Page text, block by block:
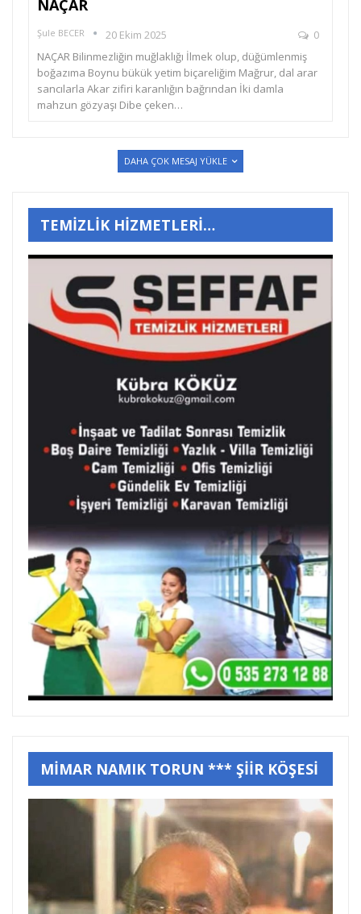
NAÇAR
Şule BECER 20 Ekim 2025
0
NAÇAR Bilinmezliğin muğlaklığı İlmek olup, düğümlenmiş
boğazıma Boynu bükük yetim biçareliğim Mağrur, dal arar
sancılarla Akar zifiri karanlığın bağrından İki damla
mahzun gözyaşı Dibe çeken…
DAHA ÇOK MESAJ YÜKLE
TEMİZLİK HİZMETLERİ…
MİMAR NAMIK TORUN *** ŞİİR KÖŞESİ